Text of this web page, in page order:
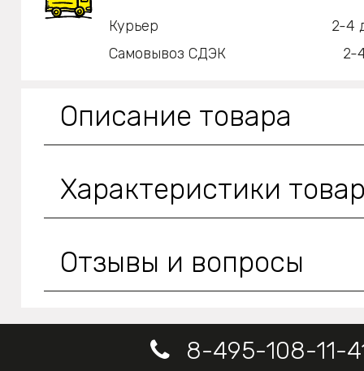
Курьер
2-4
Самовывоз СДЭК
2-
Описание товара
Характеристики
Отзывы и вопросы
8-495-108-11-